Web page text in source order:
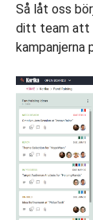
Så låt oss
ditt team att
kampanjerna